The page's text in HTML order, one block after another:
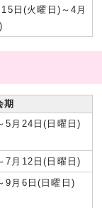
日(火曜日)～4月
期
5月24日(日曜日)
7月12日(日曜日)
9月6日(日曜日)